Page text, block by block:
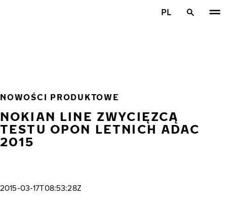
PL
NOWOŚCI PRODUKTOWE
NOKIAN LINE ZWYCIĘZCĄ
TESTU OPON LETNICH ADAC
2015
2015-03-17T08:53:28Z